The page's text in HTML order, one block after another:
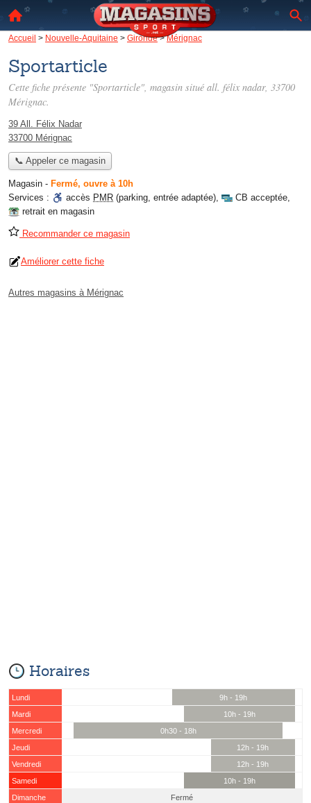
Accueil > Nouvelle-Aquitaine > Gironde>Mérignac
Sportarticle
Cette fiche présente "Sportarticle", magasin situé all. félix nadar, 33700
Mérignac.
39 All. Félix Nadar
33700 Mérignac
📞 Appeler ce magasin
Magasin - Fermé, ouvre à 10h
Services :
accès PMR (parking, entrée adaptée), CB acceptée,
retrait en magasin
Recommander ce magasin
Améliorer cette fiche
Autres magasins à Mérignac
Horaires
Lundi
9h - 19h
Mardi
10h - 19h
Mercredi
0h30 - 18h
Jeudi
12h - 19h
Vendredi
12h - 19h
Samedi
10h - 19h
Dimanche
Fermé